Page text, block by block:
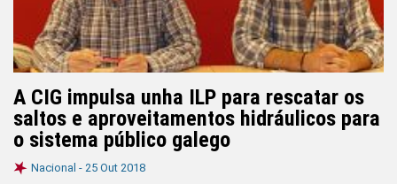
A CIG impulsa unha ILP para rescatar os
saltos e aproveitamentos hidráulicos para
o sistema público galego
Nacional - 25 Out 2018